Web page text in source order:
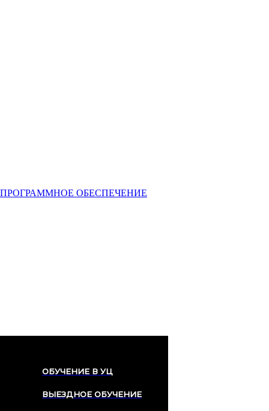
ПРОГРАММНОЕ ОБЕСПЕЧЕНИЕ
ОБУЧЕНИЕ В УЦ
ВЫЕЗДНОЕ ОБУЧЕНИЕ